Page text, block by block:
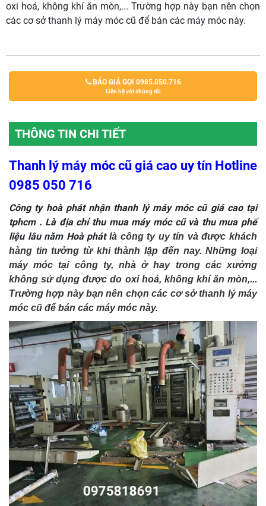
oxi hoá, không khí ăn mòn,... Trường hợp này bạn nên chọn
các cơ sở thanh lý máy móc cũ để bán các máy móc này.
BÁO GIÁ GỌI 0985.050.716
Liên hệ với chúng tôi
THÔNG TIN CHI TIẾT
Thanh lý máy móc cũ giá cao uy tín Hotline
0985 050 716
Công ty hoà phát nhận thanh lý máy móc cũ giá cao tại
tphcm . Là địa chỉ thu mua máy móc cũ và thu mua phế
liệu lâu năm Hoà phát là công ty uy tín và được khách
hàng tin tưởng từ khi thành lập đến nay. Những loại
máy móc tại công ty, nhà ở hay trong các xưởng
không sử dụng được do oxi hoá, không khí ăn mòn,...
Trường hợp này bạn nên chọn các cơ sở thanh lý máy
móc cũ để bán các máy móc này.